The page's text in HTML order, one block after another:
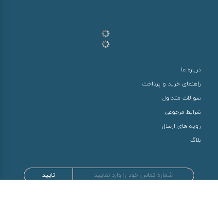
درباره ما
راهنمای خرید و پرداخت
سوالات متداول
شرایط مرجوعی
رویه های ارسال
بلاگ
تایید